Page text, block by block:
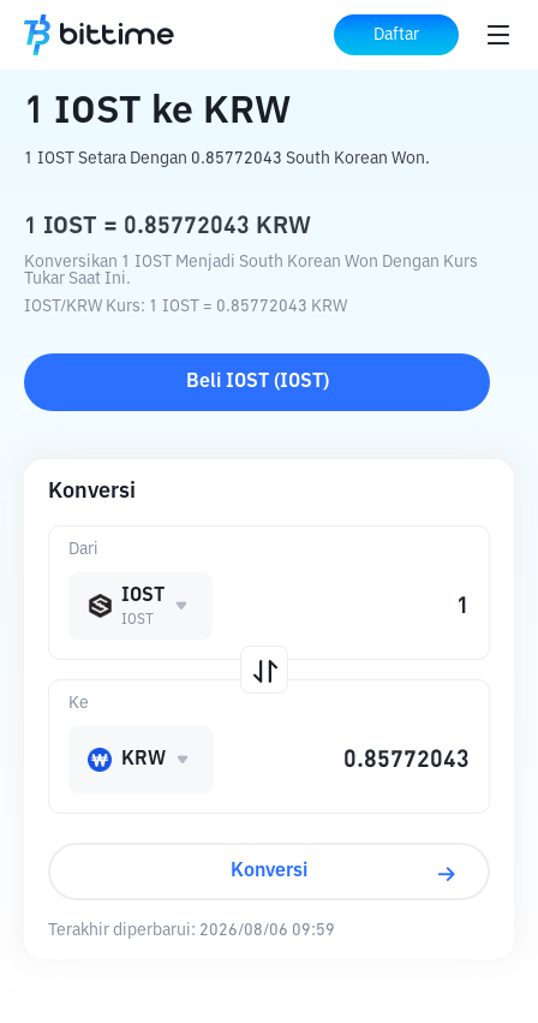
Daftar
Beranda Konverter Kripto ke KRW
1 IOST ke KRW
1 IOST Setara Dengan 0.85772043 South Korean Won.
1 IOST = 0.85772043 KRW
Konversikan 1 IOST Menjadi South Korean Won Dengan Kurs
Tukar Saat Ini.
IOST /KRW Kurs: 1 IOST = 0.85772043 KRW
Beli IOST (IOST )
Konversi
Dari
IOST
IOST
Ke
KRW
Konversi
Terakhir diperbarui: 2026/08/06 09:59